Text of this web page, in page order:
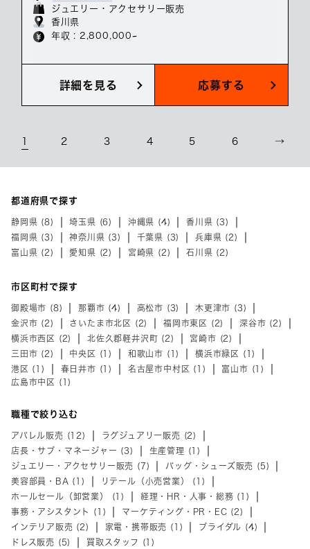
ジュエリー・アクセサリー販売
香川県
年収 : 2,800,000~
詳細を見る 応募する
2 3 4 5 6 →
都道府県で探す
静岡県 (8) 埼玉県 (6) 沖縄県 (4)
香川県 (3)
福岡県 (3)
神奈川県 (3) 千葉県 (3)
兵庫県 (2)
富山県 (2)
愛知県 (2) 宮崎県 (2) 石川県 (2)
市区町村で探す
御殿場市 (8) 那覇市 (4) 高松市 (3)
木更津市 (3)
金沢市 (2)
さいたま市北区 (2) 福岡市東区 (2)
深谷市 (2)
横浜市西区 (2)
北佐久郡軽井沢町 (2)
宮崎市 (2)
三田市 (2)
中央区 (1) 和歌山市 (1)
横浜市緑区 (1)
港区 (1)
春日井市 (1) 名古屋市中村区 (1)
富山市 (1)
広島市中区 (1)
職種で絞り込む
アパレル販売 (12)
ラグジュアリー販売 (2)
店長・サブ・マネージャー (3)
生産管理 (1)
ジュエリー・アクセサリー販売 (7)
バッグ・シューズ販売 (5)
美容部員・BA (1)
リテール（小売営業） (1)
ホールセール（卸営業） (1)
経理・HR・人事・総務 (1)
事務・アシスタント (1)
マーケティング・PR・EC (2)
インテリア販売 (2)
家電・携帯販売 (1)
ブライダル (4)
ドレス販売 (5)
買取スタッフ (1)